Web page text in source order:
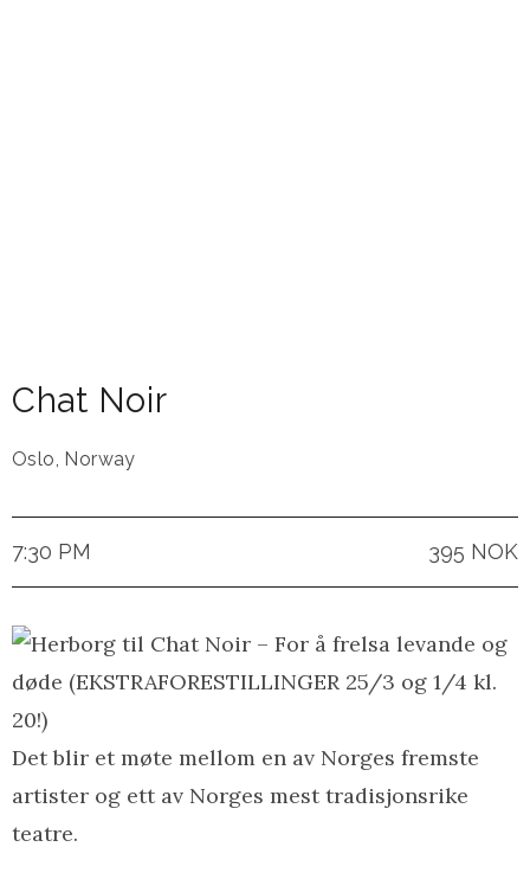
Chat Noir
Oslo, Norway
7:30 PM 395 NOK
Det blir et møte mellom en av Norges fremste
artister og ett av Norges mest tradisjonsrike
teatre.